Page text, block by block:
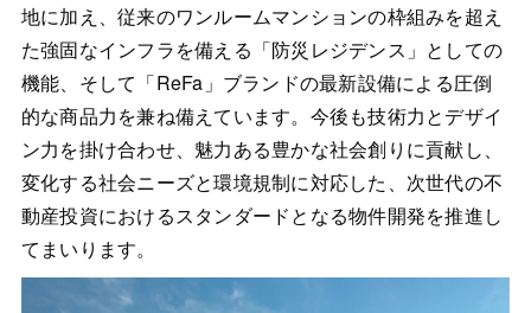
地に加え、従来のワンルームマンションの枠組みを超え
た強固なインフラを備える「防災レジデンス」としての
機能、そして「ReFa」ブランドの最新設備による圧倒
的な商品力を兼ね備えています。今後も技術力とデザイ
ン力を掛け合わせ、魅力ある豊かな社会創りに貢献し、
変化する社会ニーズと環境規制に対応した、次世代の不
動産投資におけるスタンダードとなる物件開発を推進し
てまいります。